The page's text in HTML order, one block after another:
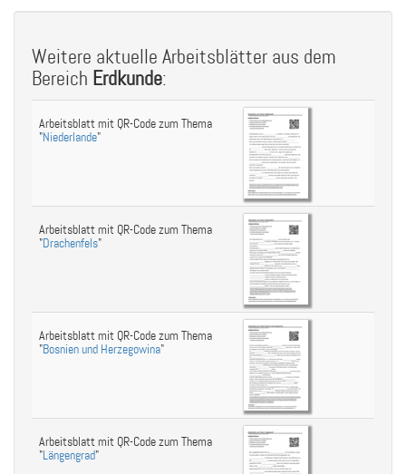
Weitere aktuelle Arbeitsblätter aus dem
Bereich Erdkunde:
Arbeitsblatt mit QR-Code zum Thema
"Niederlande"
Arbeitsblatt mit QR-Code zum Thema
"Drachenfels"
Arbeitsblatt mit QR-Code zum Thema
"Bosnien und Herzegowina"
Arbeitsblatt mit QR-Code zum Thema
"Längengrad"